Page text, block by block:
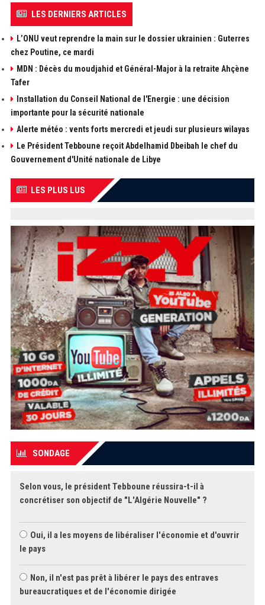
LES DERNIERS ARTICLES
L’ONU veut reprendre la main sur le dossier ukrainien : Guterres
chez Poutine, ce mardi
MDN : Décès du moudjahid et Général-Major à la retraite Ahçène
Tafer
Installation du Conseil National de l'Energie : une décision
importante pour la sécurité nationale
Alerte météo : vents forts mercredi et jeudi sur plusieurs wilayas
Le Président Tebboune reçoit Abdelhamid Dbeibah le chef du
Gouvernement d'Unité nationale de Libye
LES PLUS LUS
SONDAGE
Selon vous, le président Tebboune réussira-t-il à
concrétiser son objectif de "L'Algérie Nouvelle" ?
Oui, il a les moyens de libéraliser l'économie et d'ouvrir
le pays
Non, il n'est pas prêt à libérer le pays des entraves
bureaucratiques et de l'économie dirigée